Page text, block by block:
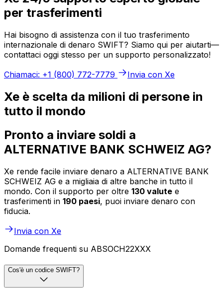
per trasferimenti
Hai bisogno di assistenza con il tuo trasferimento
internazionale di denaro SWIFT? Siamo qui per aiutarti—
contattaci oggi stesso per un supporto personalizzato!
Chiamaci: +1 (800) 772-7779
Invia con Xe
Xe è scelta da milioni di persone in
tutto il mondo
Pronto a inviare soldi a
ALTERNATIVE BANK SCHWEIZ AG?
Xe rende facile inviare denaro a ALTERNATIVE BANK
SCHWEIZ AG e a migliaia di altre banche in tutto il
mondo. Con il supporto per oltre 130 valute e
trasferimenti in 190 paesi, puoi inviare denaro con
fiducia.
Invia con Xe
Domande frequenti su ABSOCH22XXX
Cos'è un codice SWIFT?